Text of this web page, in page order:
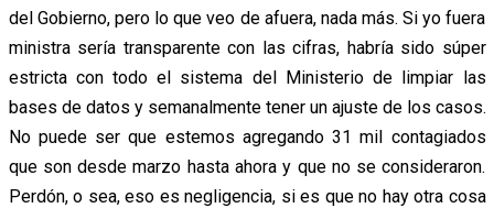
del Gobierno, pero lo que veo de afuera, nada más. Si yo fuera
ministra sería transparente con las cifras, habría sido súper
estricta con todo el sistema del Ministerio de limpiar las
bases de datos y semanalmente tener un ajuste de los casos.
No puede ser que estemos agregando 31 mil contagiados
que son desde marzo hasta ahora y que no se consideraron.
Perdón, o sea, eso es negligencia, si es que no hay otra cosa